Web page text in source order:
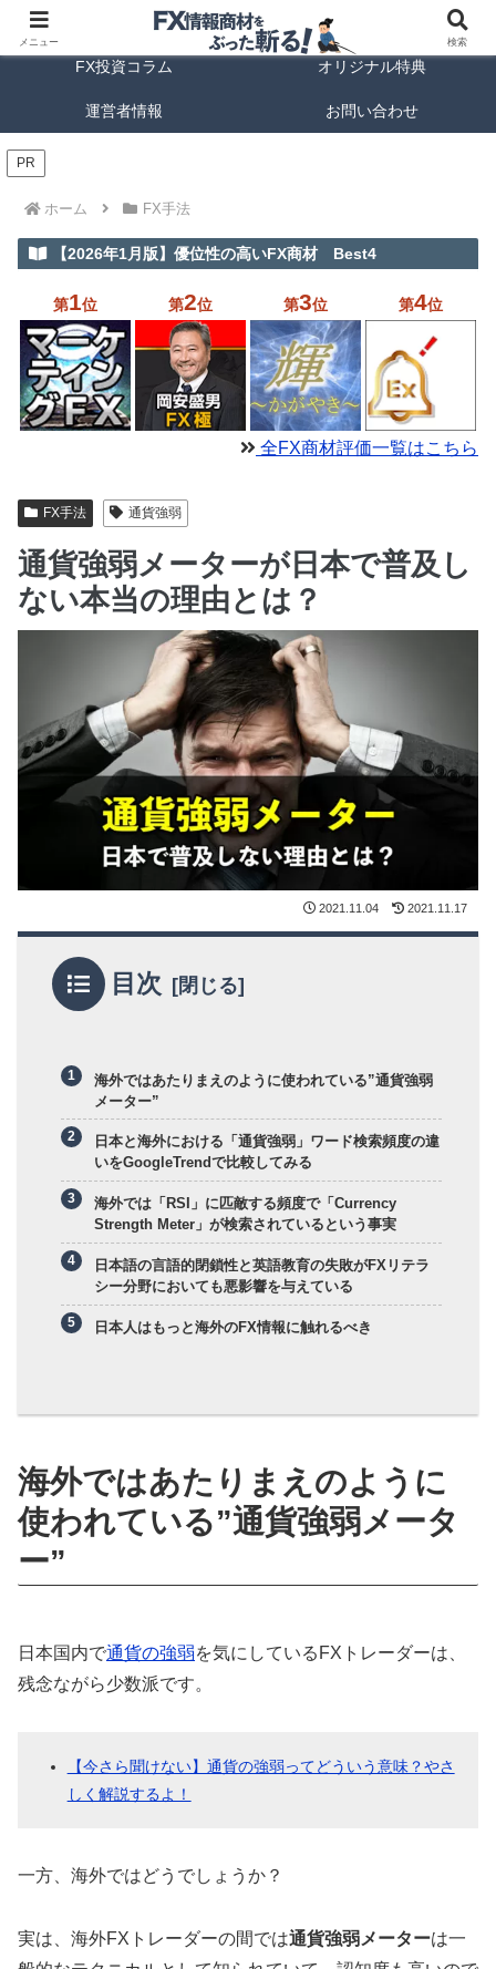
FX商材ランキング FX手法解説
FX投資コラム オリジナル特典
運営者情報 お問い合わせ
PR
ホーム FX手法
【2026年1月版】優位性の高いFX商材 Best4
第1位 第2位 第3位 第4位
全FX商材評価一覧はこちら
FX手法 通貨強弱
通貨強弱メーターが日本で普及し
ない本当の理由とは？
2021.11.04 2021.11.17
目次
海外ではあたりまえのように使われている”通貨強弱
メーター”
日本と海外における「通貨強弱」ワード検索頻度の違
いをGoogleTrendで比較してみる
海外では「RSI」に匹敵する頻度で「Currency
Strength Meter」が検索されているという事実
日本語の言語的閉鎖性と英語教育の失敗がFXリテラ
シー分野においても悪影響を与えている
日本人はもっと海外のFX情報に触れるべき
海外ではあたりまえのように
使われている”通貨強弱メータ
ー”
日本国内で通貨の強弱を気にしているFXトレーダーは、
残念ながら少数派です。
【今さら聞けない】通貨の強弱ってどういう意味？やさ
しく解説するよ！
一方、海外ではどうでしょうか？
実は、海外FXトレーダーの間では通貨強弱メーターは一
メニュー 検索